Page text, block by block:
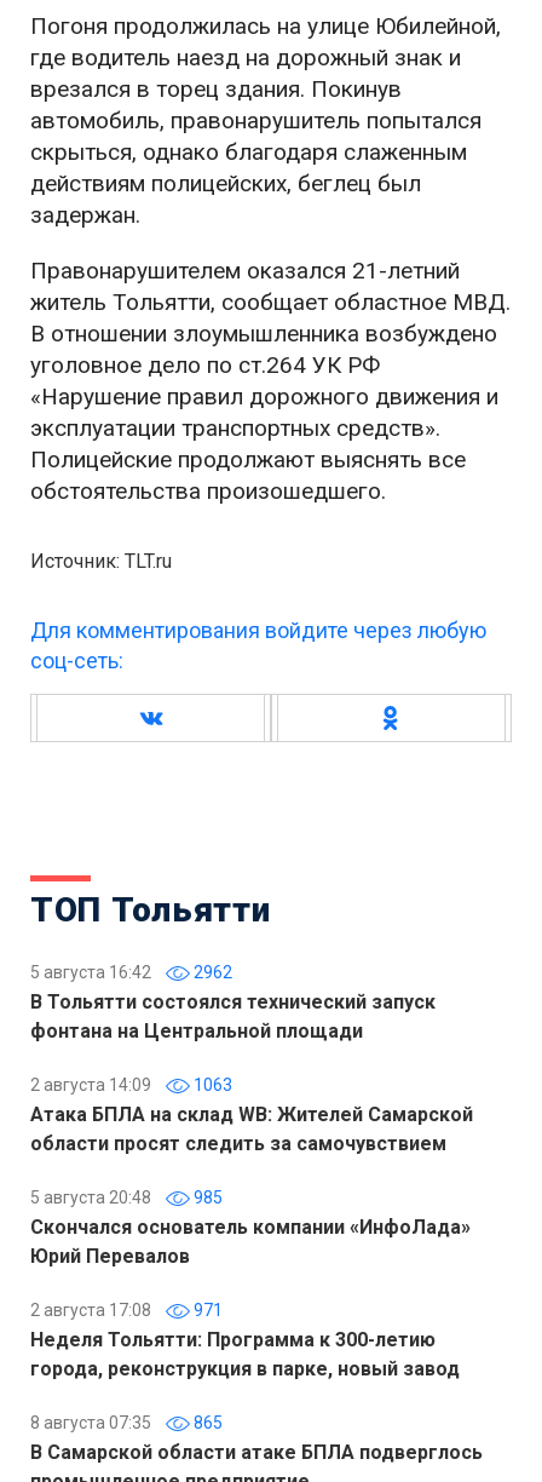
Погоня продолжилась на улице Юбилейной,
где водитель наезд на дорожный знак и
врезался в торец здания. Покинув
автомобиль, правонарушитель попытался
скрыться, однако благодаря слаженным
действиям полицейских, беглец был
задержан.
Правонарушителем оказался 21-летний
житель Тольятти, сообщает областное МВД.
В отношении злоумышленника возбуждено
уголовное дело по ст.264 УК РФ
«Нарушение правил дорожного движения и
эксплуатации транспортных средств».
Полицейские продолжают выяснять все
обстоятельства произошедшего.
Источник: TLT.ru
Для комментирования войдите через любую
соц-сеть:
ТОП Тольятти
5 августа 16:42 2962
В Тольятти состоялся технический запуск
фонтана на Центральной площади
2 августа 14:09 1063
Атака БПЛА на склад WB: Жителей Самарской
области просят следить за самочувствием
5 августа 20:48 985
Скончался основатель компании «ИнфоЛада»
Юрий Перевалов
2 августа 17:08 971
Неделя Тольятти: Программа к 300-летию
города, реконструкция в парке, новый завод
8 августа 07:35 865
В Самарской области атаке БПЛА подверглось